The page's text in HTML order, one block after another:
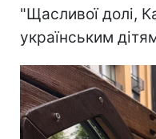
"Щасливої долі,
українським